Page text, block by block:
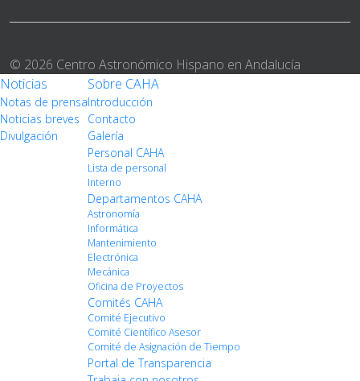
© 2026 Centro Astronómico Hispano en Andalucía
Noticias
Notas de prensa
Noticias breves
Divulgación
Sobre CAHA
Introducción
Contacto
Galería
Personal CAHA
Lista de personal
Interno
Departamentos CAHA
Astronomía
Informática
Mantenimiento
Electrónica
Mecánica
Oficina de Proyectos
Comités CAHA
Comité Ejecutivo
Comité Científico Asesor
Comité de Asignación de Tiempo
Portal de Transparencia